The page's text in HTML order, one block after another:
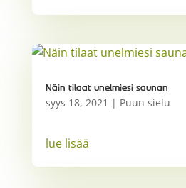
Näin tilaat unelmiesi saunan
syys 18, 2021 | Puun sielu
lue lisää